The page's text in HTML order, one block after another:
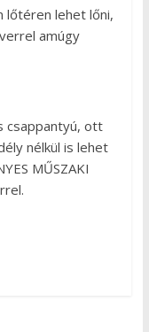
lőtéren lehet lőni,
amúgy
csappantyú, ott
nélkül is lehet
MŰSZAKI